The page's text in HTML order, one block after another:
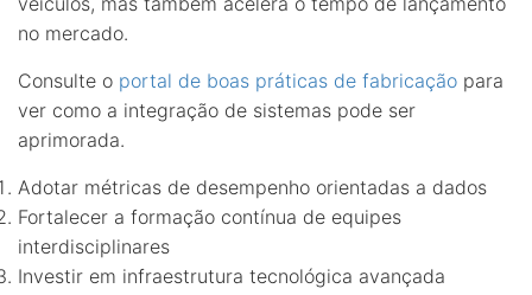
no mercado.
Consulte o portal de boas práticas de fabricação para
ver como a integração de sistemas pode ser
aprimorada.
Adotar métricas de desempenho orientadas a dados
Fortalecer a formação contínua de equipes
interdisciplinares
Investir em infraestrutura tecnológica avançada